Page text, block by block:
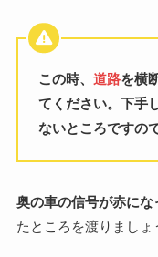
この時、道路を横
てください。下手
ないところですの
奥の車の信号が赤に
たところを渡りましょ